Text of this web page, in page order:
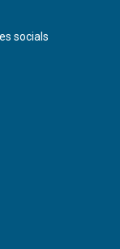
socials